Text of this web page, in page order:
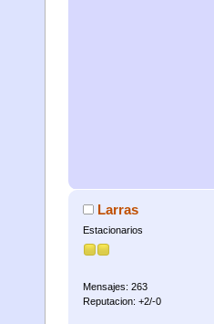
Larras
Estacionarios
Mensajes: 263
Reputacion: +2/-0